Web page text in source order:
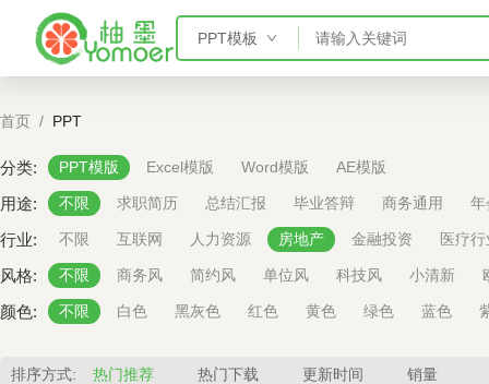
PPT模板
首页 / PPT
分类: PPT模版 Excel模版 Word模版 AE模版
用途: 不限 求职简历 总结汇报 毕业答辩 商务通用 年
行业: 不限 互联网 人力资源 房地产 金融投资 医疗
风格: 不限 商务风 简约风 单位风 科技风 小清新
颜色: 不限 白色 黑灰色 红色 黄色 绿色 蓝色
排序方式: 热门推荐 热门下载 更新时间 销量